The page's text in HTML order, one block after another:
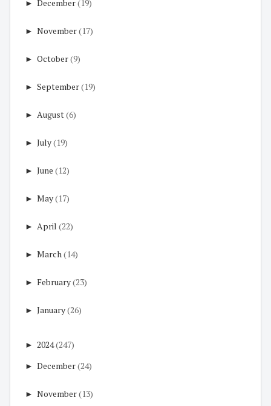
► December(19)
► November(17)
► October(9)
► September(19)
► August(6)
► July(19)
► June (12)
► May(17)
► April (22)
► March(14)
► February(23)
► January(26)
► 2024(247)
► December(24)
► November(13)